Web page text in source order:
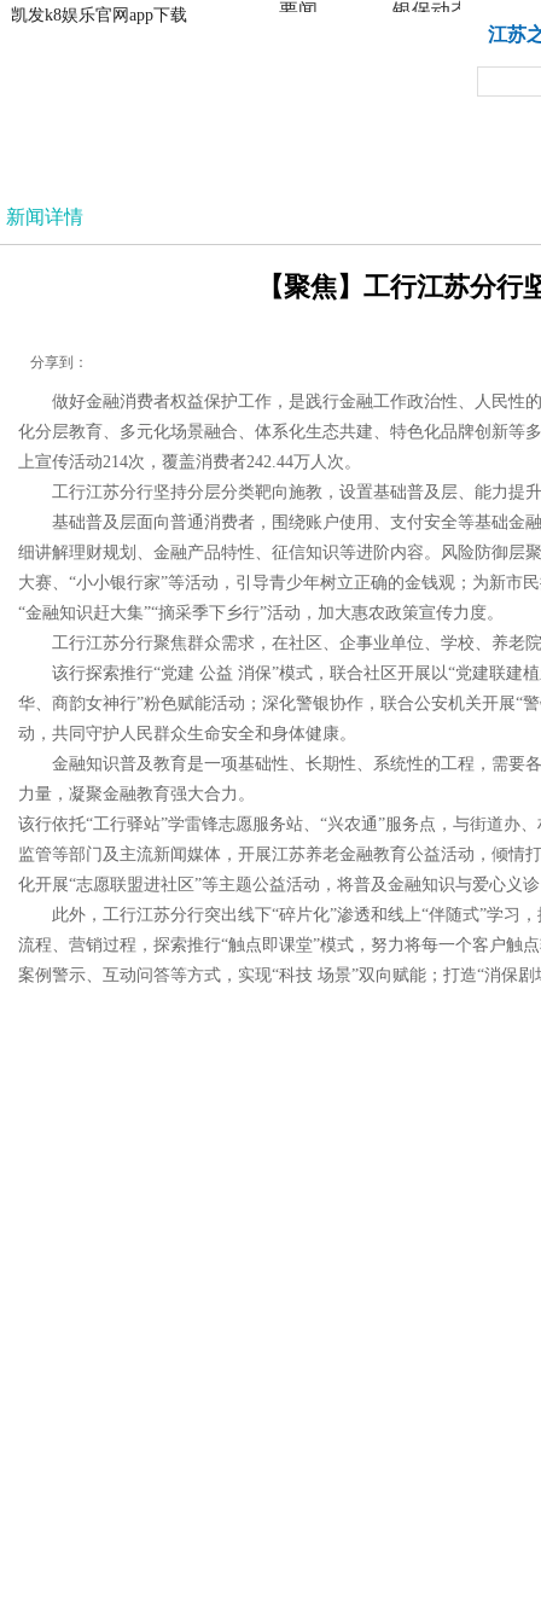
凯发k8娱乐官网app下载
凯发k8娱乐官网app下载
要闻 银保动态
江苏
新闻详情
【聚焦】工行江苏分
分享到：
做好金融消费者权益保护工作，是践行金融工作政治性、人民性
化分层教育、多元化场景融合、体系化生态共建、特色化品牌创新等
上宣传活动214次，覆盖消费者242.44万人次。
工行江苏分行坚持分层分类靶向施教，设置基础普及层、能力提
基础普及层面向普通消费者，围绕账户使用、支付安全等基础金
细讲解理财规划、金融产品特性、征信知识等进阶内容。风险防御层
大赛、“小小银行家”等活动，引导青少年树立正确的金钱观；为新市
“金融知识赶大集”“摘采季下乡行”活动，加大惠农政策宣传力度。
工行江苏分行聚焦群众需求，在社区、企事业单位、学校、养老
该行探索推行“党建 公益 消保”模式，联合社区开展以“党建联建
华、商韵女神行”粉色赋能活动；深化警银协作，联合公安机关开展“
动，共同守护人民群众生命安全和身体健康。
金融知识普及教育是一项基础性、长期性、系统性的工程，需要
力量，凝聚金融教育强大合力。
该行依托“工行驿站”学雷锋志愿服务站、“兴农通”服务点，与街道办
监管等部门及主流新闻媒体，开展江苏养老金融教育公益活动，倾情
化开展“志愿联盟进社区”等主题公益活动，将普及金融知识与爱心义
此外，工行江苏分行突出线下“碎片化”渗透和线上“伴随式”学
流程、营销过程，探索推行“触点即课堂”模式，努力将每一个客户触
案例警示、互动问答等方式，实现“科技 场景”双向赋能；打造“消保